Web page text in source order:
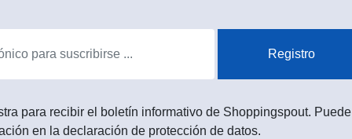
Registro
para recibir el boletín informativo de Shoppingspout. Puede
en la declaración de protección de datos.